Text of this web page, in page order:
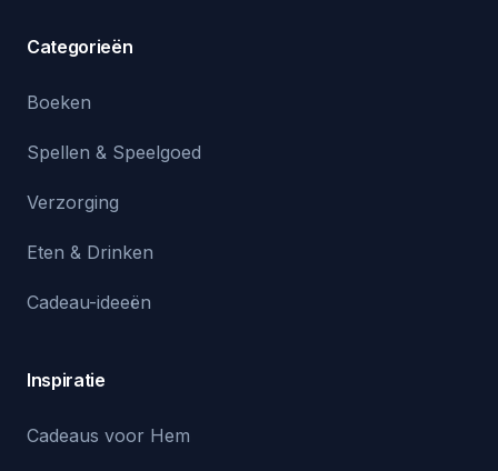
Categorieën
Boeken
Spellen & Speelgoed
Verzorging
Eten & Drinken
Cadeau-ideeën
Inspiratie
Cadeaus voor Hem